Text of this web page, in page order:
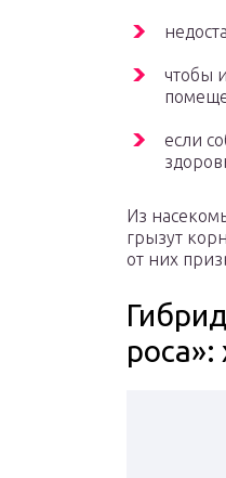
чтобы
если
Из
грызут
от них
роса»: